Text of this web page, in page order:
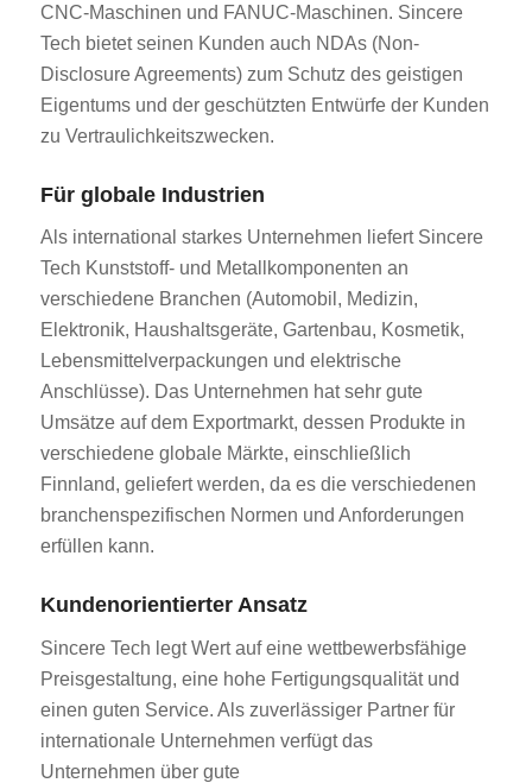
CNC-Maschinen und FANUC-Maschinen. Sincere
Tech bietet seinen Kunden auch NDAs (Non-
Disclosure Agreements) zum Schutz des geistigen
Eigentums und der geschützten Entwürfe der Kunden
zu Vertraulichkeitszwecken.
Für globale Industrien
Als international starkes Unternehmen liefert Sincere
Tech Kunststoff- und Metallkomponenten an
verschiedene Branchen (Automobil, Medizin,
Elektronik, Haushaltsgeräte, Gartenbau, Kosmetik,
Lebensmittelverpackungen und elektrische
Anschlüsse). Das Unternehmen hat sehr gute
Umsätze auf dem Exportmarkt, dessen Produkte in
verschiedene globale Märkte, einschließlich
Finnland, geliefert werden, da es die verschiedenen
branchenspezifischen Normen und Anforderungen
erfüllen kann.
Kundenorientierter Ansatz
Sincere Tech legt Wert auf eine wettbewerbsfähige
Preisgestaltung, eine hohe Fertigungsqualität und
einen guten Service. Als zuverlässiger Partner für
internationale Unternehmen verfügt das
Unternehmen über gute